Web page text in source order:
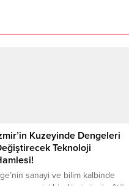
Kuzeyinde Dengeleri
Teknoloji
sanayi ve bilim kalbinde